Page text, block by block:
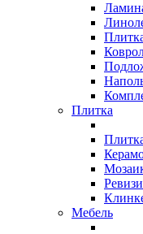
Плитка
Мебель